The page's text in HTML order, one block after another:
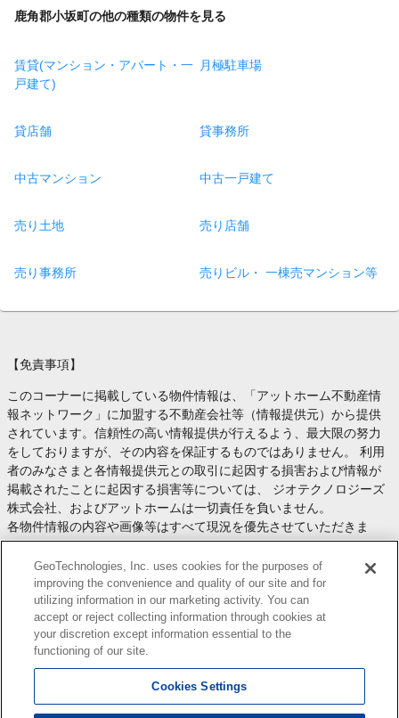
鹿角郡小坂町の他の種類の物件を見る
賃貸(マンション・アパート・一
戸建て)
月極駐車場
貸店舗 貸事務所
中古マンション 中古一戸建て
売り土地 売り店舗
売り事務所 売りビル・ 一棟売マンション等
【免責事項】
このコーナーに掲載している物件情報は、「アットホーム不動産情
報ネットワーク」に加盟する不動産会社等（情報提供元）から提供
されています。信頼性の高い情報提供が行えるよう、最大限の努力
をしておりますが、その内容を保証するものではありません。 利用
者のみなさまと各情報提供元との取引に起因する損害および情報が
掲載されたことに起因する損害等については、 ジオテクノロジーズ
株式会社、およびアットホームは一切責任を負いません。
各物件情報の内容や画像等はすべて現況を優先させていただきま
す。
お取引等（お取引の準備、資金調達等を含みます）の際には、内容
や契約条件等について、 各情報提供元より十分な説明を受け、ご自
身でご確認の上、判断してください。
このコーナーへの物件情報のご掲載、その他不動産業務ソリューシ
ョン等についての不動産会社様のお問合せはこちら
します。
GeoTechnologies, Inc. uses cookies for the purposes of
improving the convenience and quality of our site and for
utilizing information in our marketing activity. You can
accept or reject collecting information through cookies at
your discretion except information essential to the
functioning of our site.
Cookies Settings